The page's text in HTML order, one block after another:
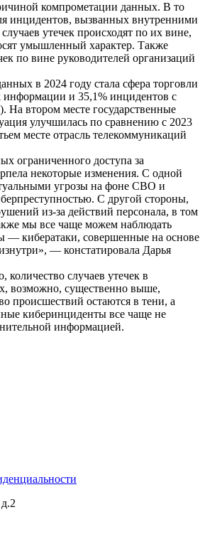
компрометации данных. В то
инцидентов, вызванных внутренними
утечек происходят по их вине,
умышленный характер. Также
по вине руководителей организаций
в 2024 году стала сфера торговли
информации и 35,1% инцидентов с
втором месте государственные
улучшилась по сравнению с 2023
месте отрасль телекоммуникаций
ограниченного доступа за
некоторые изменения. С одной
угрозы на фоне СВО и
С другой стороны,
из-за действий персонала, в том
мы все чаще можем наблюдать
— кибератаки, совершенные на основе
— констатировала Дарья
количество случаев утечек в
возможно, существенно выше,
происшествий остаются в тени, а
киберинциденты все чаще не
информацией.